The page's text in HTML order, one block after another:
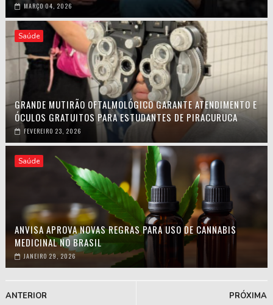
MARÇO 04, 2026
Saúde
GRANDE MUTIRÃO OFTALMOLÓGICO GARANTE ATENDIMENTO E
ÓCULOS GRATUITOS PARA ESTUDANTES DE PIRACURUCA
FEVEREIRO 23, 2026
Saúde
ANVISA APROVA NOVAS REGRAS PARA USO DE CANNABIS
MEDICINAL NO BRASIL
JANEIRO 29, 2026
PRÓXIMA
ANTERIOR